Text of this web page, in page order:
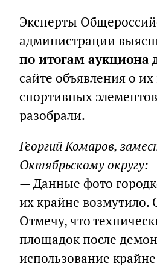
Эксперты
администрации
по итогам аукциона
сайте объявления о
спортивных
разобрали.
Георгий Комаров,
Октябрьскому округу:
— Данные фото
их крайне
Отмечу, что
площадок после
использование